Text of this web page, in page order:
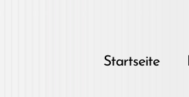
Startseite